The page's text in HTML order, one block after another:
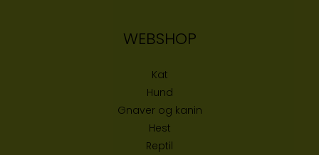
WEBSHOP
Kat
Hund
Gnaver og kanin
Hest
Reptil